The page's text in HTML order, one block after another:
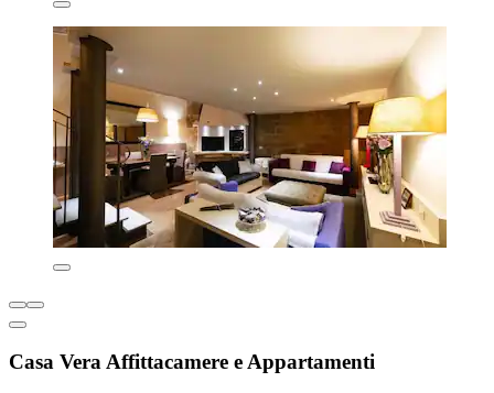
Casa Vera Affittacamere e Appartamenti